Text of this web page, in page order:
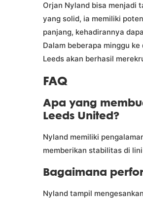
Orjan Nyland bisa menjadi
yang solid, ia memiliki
panjang, kehadirannya
Dalam beberapa minggu
Leeds akan berhasil
FAQ
Apa yang
Leeds United?
Nyland memiliki
memberikan stabilitas di
Bagaimana
Nyland tampil